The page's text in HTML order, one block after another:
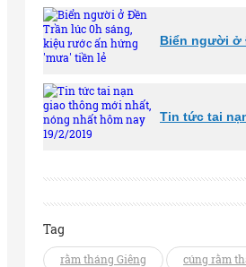
Biển người ở
Tin tức tai
Tag
rằm tháng Giêng cúng rằm